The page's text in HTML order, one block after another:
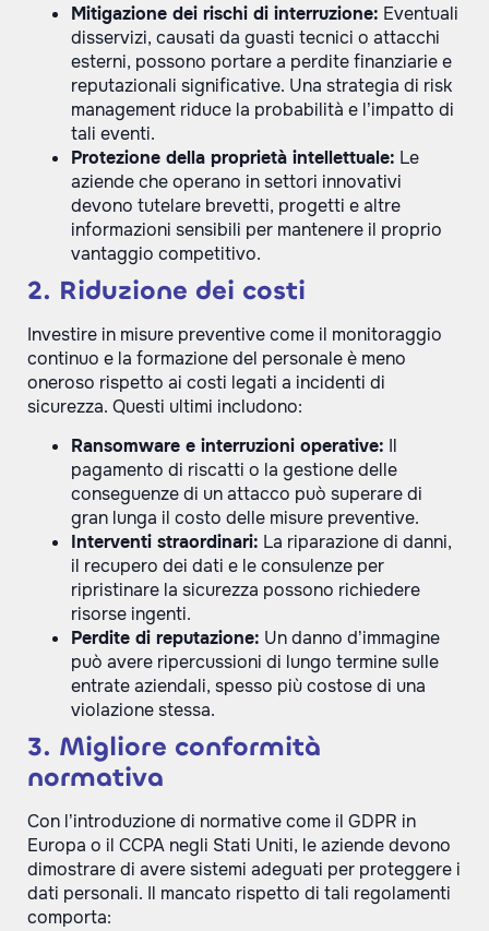
Mitigazione dei rischi di interruzione: Eventuali
disservizi, causati da guasti tecnici o attacchi
esterni, possono portare a perdite finanziarie e
reputazionali significative. Una strategia di risk
management riduce la probabilità e l’impatto di
tali eventi.
Protezione della proprietà intellettuale: Le
aziende che operano in settori innovativi
devono tutelare brevetti, progetti e altre
informazioni sensibili per mantenere il proprio
vantaggio competitivo.
2. Riduzione dei costi
Investire in misure preventive come il monitoraggio
continuo e la formazione del personale è meno
oneroso rispetto ai costi legati a incidenti di
sicurezza. Questi ultimi includono:
Ransomware e interruzioni operative: Il
pagamento di riscatti o la gestione delle
conseguenze di un attacco può superare di
gran lunga il costo delle misure preventive.
Interventi straordinari: La riparazione di danni,
il recupero dei dati e le consulenze per
ripristinare la sicurezza possono richiedere
risorse ingenti.
Perdite di reputazione: Un danno d’immagine
può avere ripercussioni di lungo termine sulle
entrate aziendali, spesso più costose di una
violazione stessa.
3. Migliore conformità
normativa
Con l’introduzione di normative come il GDPR in
Europa o il CCPA negli Stati Uniti, le aziende devono
dimostrare di avere sistemi adeguati per proteggere i
dati personali. Il mancato rispetto di tali regolamenti
comporta: